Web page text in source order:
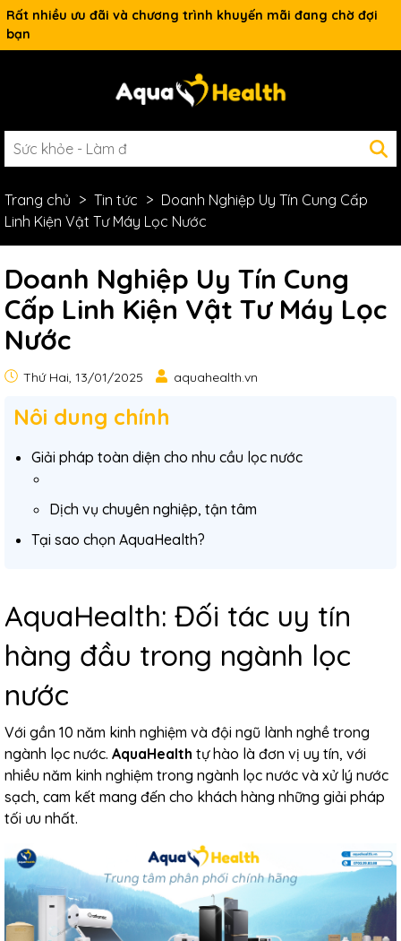
Rất nhiều ưu đãi và chương trình khuyến mãi đang chờ đợi
bạn
Trang chủ Tin tức
Doanh Nghiệp Uy Tín Cung Cấp
Linh Kiện Vật Tư Máy Lọc Nước
Doanh Nghiệp Uy Tín Cung
Cấp Linh Kiện Vật Tư Máy Lọc
Nước
Thứ Hai, 13/01/2025 aquahealth.vn
Nôi dung chính
Giải pháp toàn diện cho nhu cầu lọc nước
Dịch vụ chuyên nghiệp, tận tâm
Tại sao chọn AquaHealth?
AquaHealth: Đối tác uy tín
hàng đầu trong ngành lọc
nước
Với gần 10 năm kinh nghiệm và đội ngũ lành nghề trong
ngành lọc nước. AquaHealth tự hào là đơn vị uy tín, với
nhiều năm kinh nghiệm trong ngành lọc nước và xử lý nước
sạch, cam kết mang đến cho khách hàng những giải pháp
tối ưu nhất.